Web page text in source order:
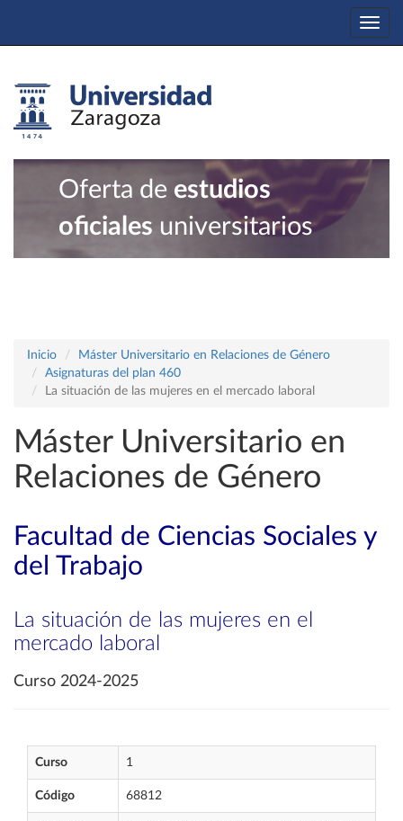
Oferta de estudios
oficiales universitarios
Inicio
Máster Universitario en Relaciones de Género
Asignaturas del plan 460
La situación de las mujeres en el mercado laboral
Máster Universitario en
Relaciones de Género
Facultad de Ciencias Sociales y
del Trabajo
La situación de las mujeres en el
mercado laboral
Curso 2024-2025
Curso 1
Código 68812